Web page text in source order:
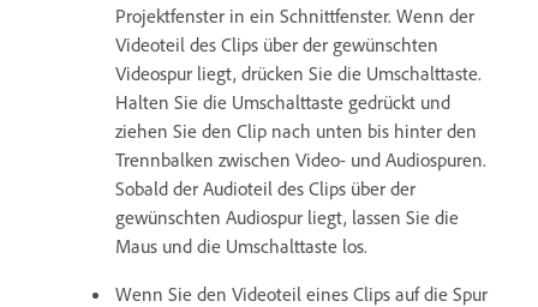
Projektfenster in ein Schnittfenster. Wenn der
Videoteil des Clips über der gewünschten
Videospur liegt, drücken Sie die Umschalttaste.
Halten Sie die Umschalttaste gedrückt und
ziehen Sie den Clip nach unten bis hinter den
Trennbalken zwischen Video- und Audiospuren.
Sobald der Audioteil des Clips über der
gewünschten Audiospur liegt, lassen Sie die
Maus und die Umschalttaste los.
Wenn Sie den Videoteil eines Clips auf die Spur